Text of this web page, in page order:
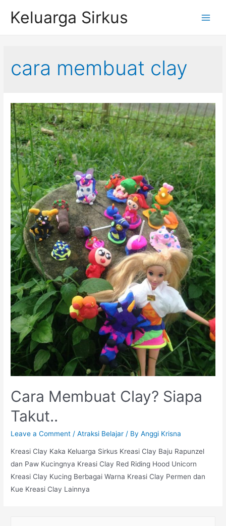
Keluarga Sirkus
cara membuat clay
Cara Membuat Clay? Siapa
Takut..
Leave a Comment /Atraksi Belajar / ByAnggi Krisna
Kreasi Clay Kaka Keluarga Sirkus Kreasi Clay Baju Rapunzel
dan Paw Kucingnya Kreasi Clay Red Riding Hood Unicorn
Kreasi Clay Kucing Berbagai Warna Kreasi Clay Permen dan
Kue Kreasi Clay Lainnya